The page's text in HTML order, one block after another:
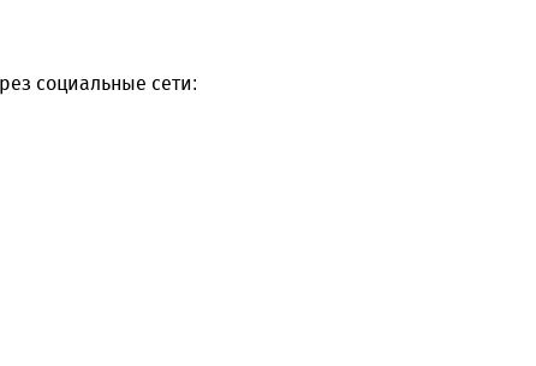
социальные сети: